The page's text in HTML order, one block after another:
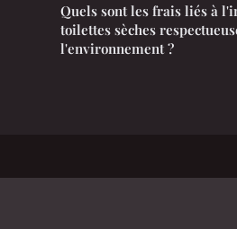
Quels sont les frais liés à
toilettes sèches
l'environnement ?